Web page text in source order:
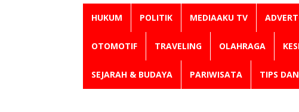
HUKUM POLITIK MEDIAAKU TV
OTOMOTIF TRAVELING OLAHRAGA
SEJARAH & BUDAYA PARIWISATA TIPS